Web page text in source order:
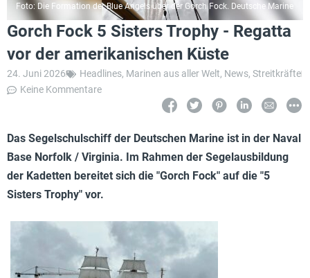
Foto: Die Formation der Blue Angels über der Gorch Fock. Deutsche Marine
Gorch Fock 5 Sisters Trophy - Regatta
vor der amerikanischen Küste
24. Juni 2026 Headlines, Marinen aus aller Welt, News, Streitkräfte
Keine Kommentare
Das Segelschulschiff der Deutschen Marine ist in der Naval
Base Norfolk / Virginia. Im Rahmen der Segelausbildung
der Kadetten bereitet sich die "Gorch Fock" auf die "5
Sisters Trophy" vor.